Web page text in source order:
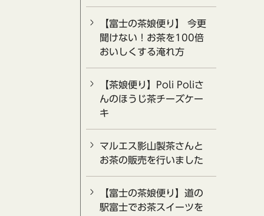
【富士の茶娘便り】 今更
聞けない！お茶を100倍
おいしくする淹れ方
【茶娘便り】Poli Poliさ
んのほうじ茶チーズケー
キ
マルエス影山製茶さんと
お茶の販売を行いました
【富士の茶娘便り】道の
駅富士でお茶スイーツを